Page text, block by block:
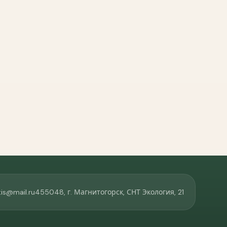
455048, г. Магнитогорск, СНТ Экология, 21
да Не всегда